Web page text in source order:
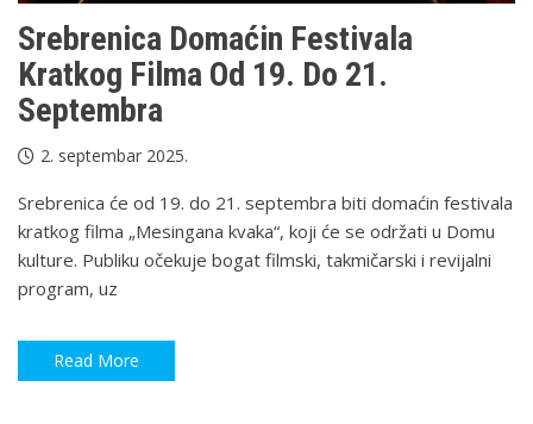
Srebrenica Domaćin Festivala
Kratkog Filma Od 19. Do 21.
Septembra
2. septembar 2025.
Srebrenica će od 19. do 21. septembra biti domaćin festivala
kratkog filma „Mesingana kvaka“, koji će se održati u Domu
kulture. Publiku očekuje bogat filmski, takmičarski i revijalni
program, uz
Read More